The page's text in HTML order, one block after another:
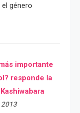
género
importante
responde la
2013